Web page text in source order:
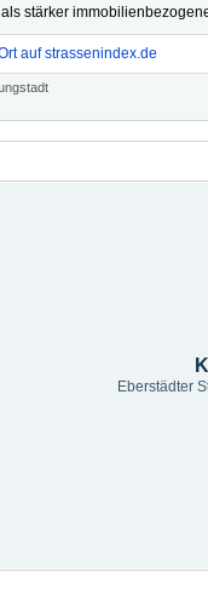
stärker
auf strassenindex.de
Eberstädter